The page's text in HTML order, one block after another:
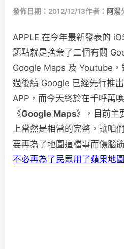
發佈日期：2012/12/13作者： 阿湯
APPLE 在今年最新發表的
題點就是捨棄了二個有關
Google Maps 及 Youtube，
過後續 Google 已經先行推
APP，而今天終於在千呼萬
《Google Maps》，目前主
上當然是相當的完整，讓咱
要再為了地圖這檔事而傷腦
不必再為了民眾用了蘋果地圖